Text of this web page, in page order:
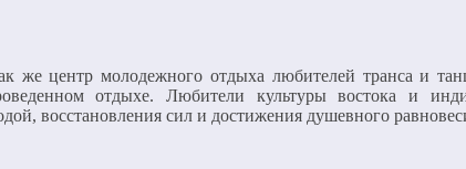
же центр молодежного отдыха любителей транса и
отдыхе. Любители культуры востока и
восстановления сил и достижения душевного